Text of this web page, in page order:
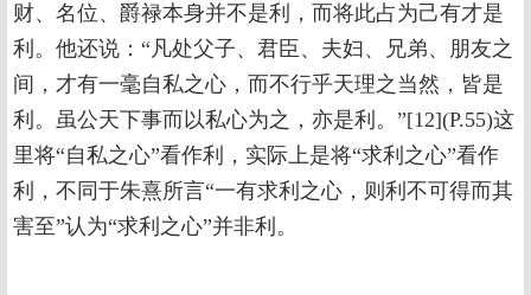
财、名位、爵禄本身并不是利，而将此占为己有才是
利。他还说：“凡处父子、君臣、夫妇、兄弟、朋友之
间，才有一毫自私之心，而不行乎天理之当然，皆是
利。虽公天下事而以私心为之，亦是利。”[12](P.55)这
里将“自私之心”看作利，实际上是将“求利之心”看作
利，不同于朱熹所言“一有求利之心，则利不可得而其
害至”认为“求利之心”并非利。